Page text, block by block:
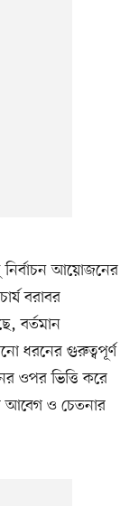
নির্বাচন আয়োজনের
বরাবর
বর্তমান
ধরনের গুরুত্বপূর্ণ
ওপর ভিত্তি করে
আবেগ ও চেতনার